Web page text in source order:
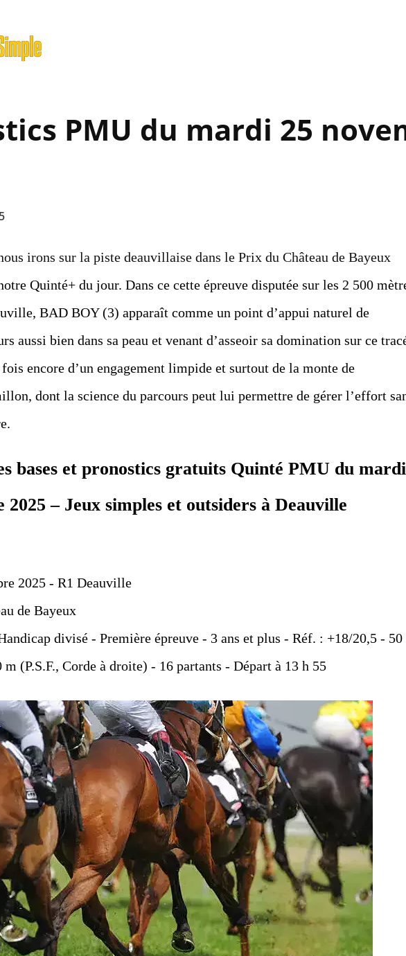
PMU du mardi 25
irons sur la piste deauvillaise dans le Prix du Château de Bayeux
Quinté+ du jour. Dans ce cette épreuve disputée sur les 2 500
BAD BOY (3) apparaît comme un point d’appui naturel de
aussi bien dans sa peau et venant d’asseoir sa domination sur ce
encore d’un engagement limpide et surtout de la monte de
dont la science du parcours peut lui permettre de gérer l’effort
bases et pronostics gratuits Quinté PMU du mardi
2025 – Jeux simples et outsiders à Deauville
2025 - R1 Deauville
de Bayeux
divisé - Première épreuve - 3 ans et plus - Réf. : +18/20,5 - 50
m (P.S.F., Corde à droite) - 16 partants - Départ à 13 h 55